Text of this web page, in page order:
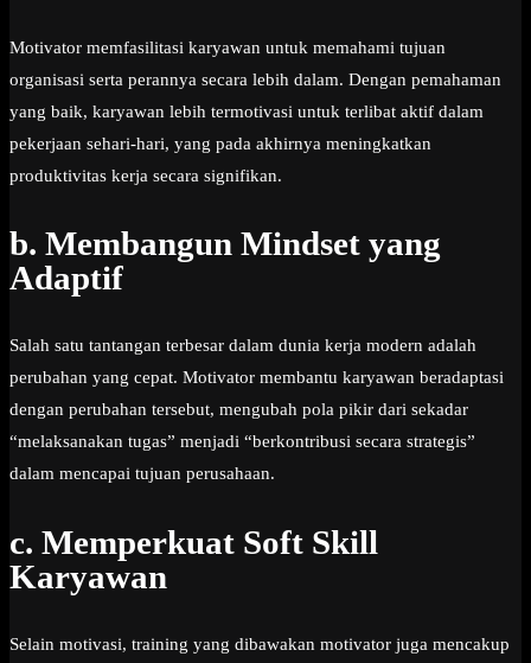
Motivator memfasilitasi karyawan untuk memahami tujuan
organisasi serta perannya secara lebih dalam. Dengan pemahaman
yang baik, karyawan lebih termotivasi untuk terlibat aktif dalam
pekerjaan sehari-hari, yang pada akhirnya meningkatkan
produktivitas kerja secara signifikan.
b. Membangun Mindset yang
Adaptif
Salah satu tantangan terbesar dalam dunia kerja modern adalah
perubahan yang cepat. Motivator membantu karyawan beradaptasi
dengan perubahan tersebut, mengubah pola pikir dari sekadar
“melaksanakan tugas” menjadi “berkontribusi secara strategis”
dalam mencapai tujuan perusahaan.
c. Memperkuat Soft Skill
Karyawan
Selain motivasi, training yang dibawakan motivator juga mencakup